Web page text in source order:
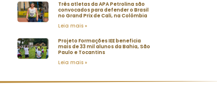
Três atletas da APA Petrolina são
convocados para defender o Brasil
no Grand Prix de Cali, na Colômbia
Leia mais »
Projeto Formações IEE beneficia
mais de 33 mil alunos da Bahia, São
Paulo e Tocantins
Leia mais »